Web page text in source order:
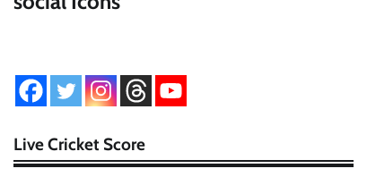
Live Cricket Score